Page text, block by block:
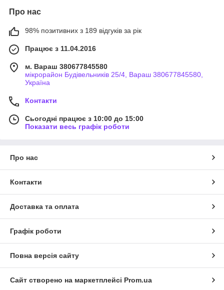
Про нас
98% позитивних з 189 відгуків за рік
Працює з 11.04.2016
м. Вараш 380677845580
мікрорайон Будівельників 25/4, Вараш 380677845580,
Україна
Контакти
Сьогодні працює з 10:00 до 15:00
Показати весь графік роботи
Про нас
Контакти
Доставка та оплата
Графік роботи
Повна версія сайту
Сайт створено на маркетплейсі Prom.ua